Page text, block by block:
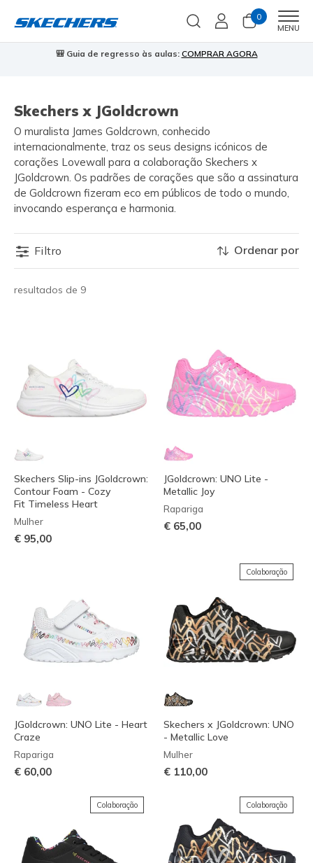
0
MENU
🎒 Guia de regresso às aulas: COMPRAR AGORA
Skechers x JGoldcrown
O muralista James Goldcrown, conhecido
internacionalmente, traz os seus designs icónicos de
corações Lovewall para a colaboração Skechers x
JGoldcrown. Os padrões de corações que são a assinatura
de Goldcrown fizeram eco em públicos de todo o mundo,
invocando esperança e harmonia.
Filtro
resultados de 9
Ordenar por
Skechers Slip-ins JGoldcrown:
Contour Foam - Cozy
Fit Timeless Heart
Mulher
€ 95,00
JGoldcrown: UNO Lite -
Metallic Joy
Rapariga
€ 65,00
JGoldcrown: UNO Lite - Heart
Craze
Rapariga
€ 60,00
Colaboração
Skechers x JGoldcrown: UNO
- Metallic Love
Mulher
€ 110,00
Colaboração Colaboração